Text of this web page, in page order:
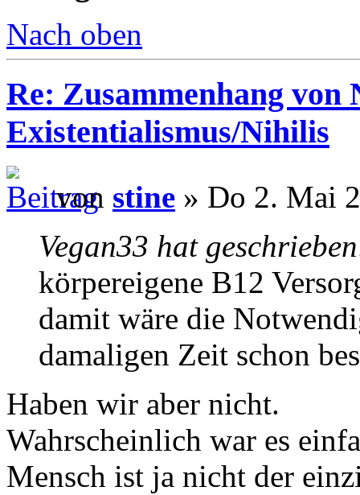
Nach oben
Re: Zusammenhang
Existentialismus/Nihilis
von stine » Do 2. Mai
Vegan33 hat
körpereigene B12
damit wäre die
damaligen Zeit schon
Haben wir aber nicht.
Wahrscheinlich war es
Mensch ist ja nicht der